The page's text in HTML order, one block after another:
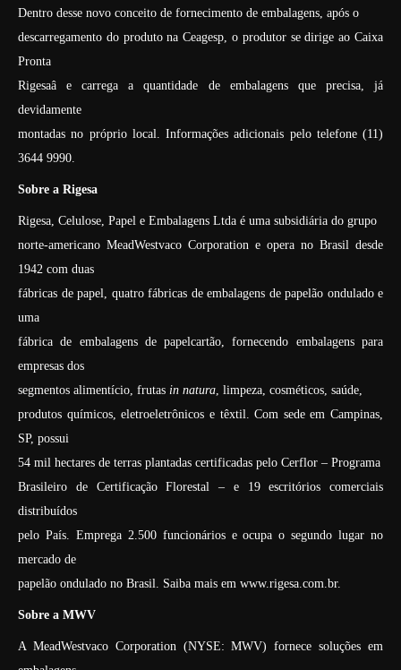
Dentro desse novo conceito de fornecimento de embalagens, após o
descarregamento do produto na Ceagesp, o produtor se dirige ao Caixa
Pronta
Rigesaâ e carrega a quantidade de embalagens que precisa, já
devidamente
montadas no próprio local. Informações adicionais pelo telefone (11)
3644 9990.
Sobre a Rigesa
Rigesa, Celulose, Papel e Embalagens Ltda é uma subsidiária do grupo
norte-americano MeadWestvaco Corporation e opera no Brasil desde
1942 com duas
fábricas de papel, quatro fábricas de embalagens de papelão ondulado e
uma
fábrica de embalagens de papelcartão, fornecendo embalagens para
empresas dos
segmentos alimentício, frutas in natura, limpeza, cosméticos, saúde,
produtos químicos, eletroeletrônicos e têxtil. Com sede em Campinas,
SP, possui
54 mil hectares de terras plantadas certificadas pelo Cerflor – Programa
Brasileiro de Certificação Florestal – e 19 escritórios comerciais
distribuídos
pelo País. Emprega 2.500 funcionários e ocupa o segundo lugar no
mercado de
papelão ondulado no Brasil. Saiba mais em www.rigesa.com.br.
Sobre a MWV
A MeadWestvaco Corporation (NYSE: MWV) fornece soluções em